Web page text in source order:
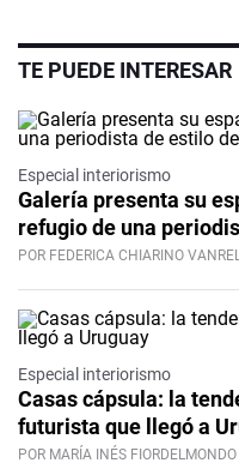
TE PUEDE INTERESAR
Especial interiorismo
Galería presenta su
refugio de una
POR FEDERICA CHIARINO
Especial interiorismo
Casas cápsula: la
futurista que llegó a
POR MARÍA INÉS